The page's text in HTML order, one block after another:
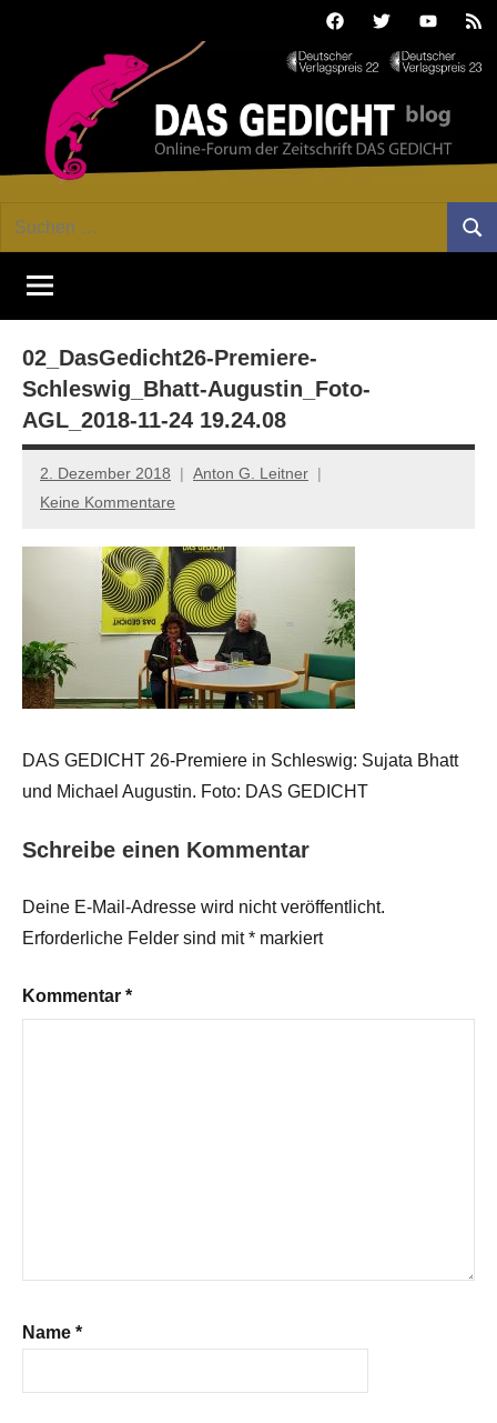
FacebookTwitterYoutube
GEDICHT
blog
Forum
von
DAS
Lyrik,
Essay
Suchen
02_DasGedicht26-Premiere-
Schleswig_Bhatt-Augustin_Foto-
AGL_2018-11-24 19.24.08
2. Dezember 2018
Anton G. Leitner
Keine Kommentare
DAS GEDICHT 26-Premiere in Schleswig: Sujata Bhatt
und Michael Augustin. Foto: DAS GEDICHT
Schreibe einen Kommentar
Deine E-Mail-Adresse wird nicht veröffentlicht.
Erforderliche Felder sind mit* markiert
Kommentar *
Name *